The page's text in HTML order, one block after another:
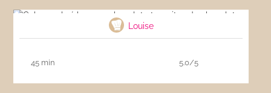
Louise
45 min 5.0/5